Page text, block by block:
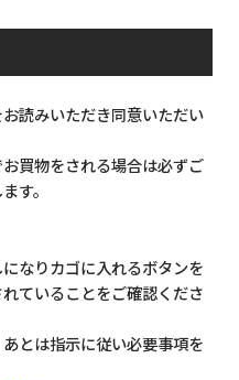
読みいただき同意いただい
買物をされる場合は必ずご
す。
なりカゴに入れるボタンを
ていることをご確認くださ
とは指示に従い必要事項を